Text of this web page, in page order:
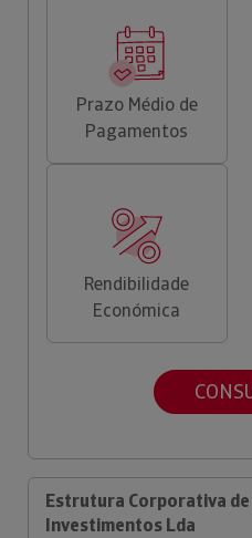
Prazo Médio de
Pagamentos
Rendibilidade
Económica
Estrutura Corporativa de
Investimentos Lda